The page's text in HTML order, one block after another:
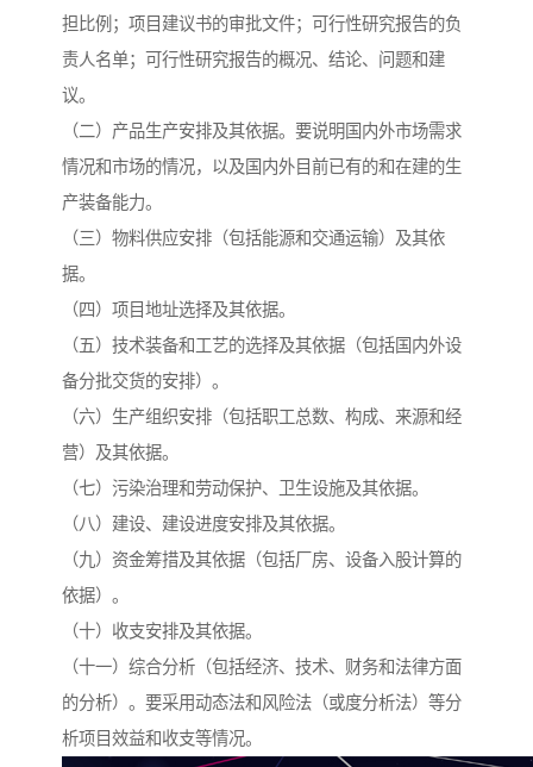
担比例；项目建议书的审批文件；可行性研究报告的负
责人名单；可行性研究报告的概况、结论、问题和建
议。
（二）产品生产安排及其依据。要说明国内外市场需求
情况和市场的情况，以及国内外目前已有的和在建的生
产装备能力。
（三）物料供应安排（包括能源和交通运输）及其依
据。
（四）项目地址选择及其依据。
（五）技术装备和工艺的选择及其依据（包括国内外设
备分批交货的安排）。
（六）生产组织安排（包括职工总数、构成、来源和经
营）及其依据。
（七）污染治理和劳动保护、卫生设施及其依据。
（八）建设、建设进度安排及其依据。
（九）资金筹措及其依据（包括厂房、设备入股计算的
依据）。
（十）收支安排及其依据。
（十一）综合分析（包括经济、技术、财务和法律方面
的分析）。要采用动态法和风险法（或度分析法）等分
析项目效益和收支等情况。